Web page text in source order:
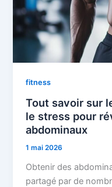
fitness
Tout savoir sur
le stress pour
abdominaux
1 mai 2026
Obtenir des
partagé par de